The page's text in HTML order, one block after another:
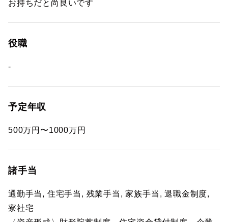
お持ちだと尚良いです
役職
-
予定年収
500万円〜1000万円
諸手当
通勤手当, 住宅手当, 残業手当, 家族手当, 退職金制度,
寮社宅